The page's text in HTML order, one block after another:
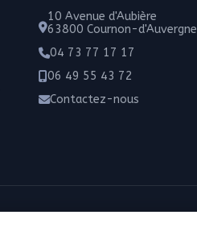
10 Avenue d'Aubière
63800 Cournon-d'Auvergne
04 73 77 17 17
06 49 55 43 72
Contactez-nous